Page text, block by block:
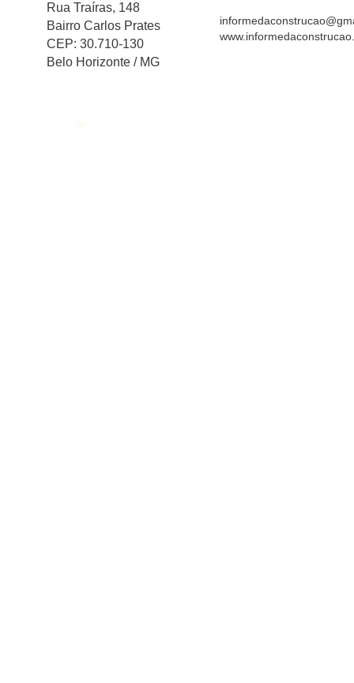
Rua Traíras, 148
Bairro Carlos Prates
CEP: 30.710-130
Belo Horizonte / MG